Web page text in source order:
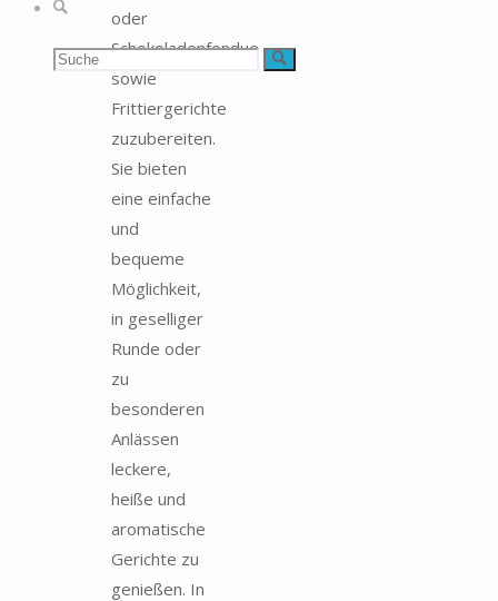
Suchen Suche
oder
Schokoladenfondue
sowie
Frittiergerichte
zuzubereiten.
Sie bieten
eine einfache
und
bequeme
Möglichkeit,
in geselliger
Runde oder
zu
besonderen
Anlässen
leckere,
heiße und
aromatische
Gerichte zu
genießen. In